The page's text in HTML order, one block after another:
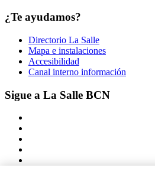
¿Te ayudamos?
Directorio La Salle
Mapa e instalaciones
Accesibilidad
Canal interno información
Sigue a La Salle BCN